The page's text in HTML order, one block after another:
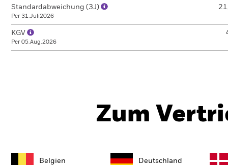
Standardabweichung (3J)
Per 31.Juli2026
KGV
Per 05.Aug.2026
Zum
Belgien Deutschland